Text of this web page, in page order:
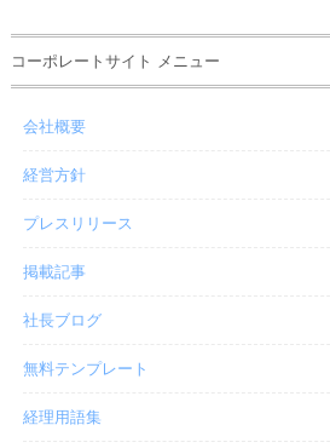
コーポレートサイト メニュー
会社概要
経営方針
プレスリリース
掲載記事
社長ブログ
無料テンプレート
経理用語集